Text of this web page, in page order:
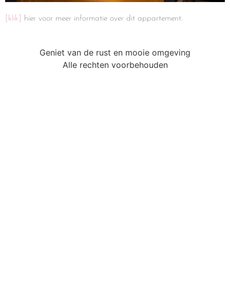
[klik] hier voor meer informatie over dit appartement.
Geniet van de rust en mooie omgeving
Alle rechten voorbehouden